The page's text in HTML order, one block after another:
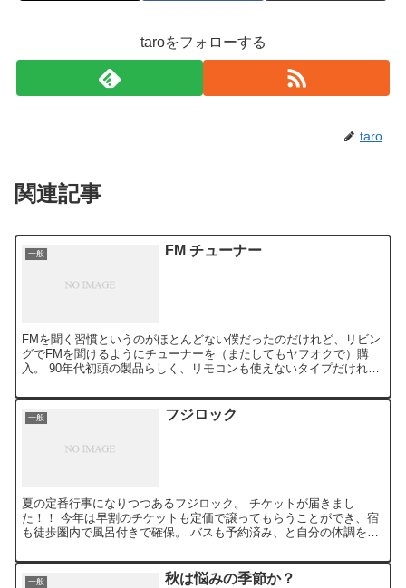
taroをフォローする
taro
関連記事
一般 FM チューナー
FMを聞く習慣というのがほとんどない僕だったのだけれど、リビン
グでFMを聞けるようにチューナーを（またしてもヤフオクで）購
入。 90年代初頭の製品らしく、リモコンも使えないタイプだけれど
一般 フジロック
夏の定番行事になりつつあるフジロック。 チケットが届きまし
た！！ 今年は早割のチケットも定価で譲ってもらうことができ、宿
も徒歩圏内で風呂付きで確保。 バスも予約済み、と自分の体調を除
一般 秋は悩みの季節か？